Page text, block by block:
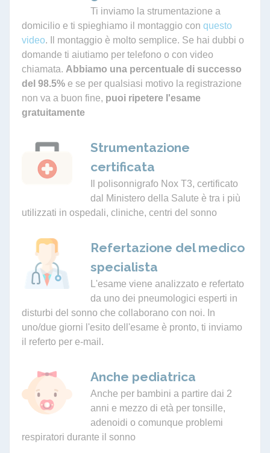
Ti inviamo la strumentazione a
domicilio e ti spieghiamo il montaggio con questo
video. Il montaggio è molto semplice. Se hai dubbi o
domande ti aiutiamo per telefono o con video
chiamata. Abbiamo una percentuale di successo
del 98.5% e se per qualsiasi motivo la registrazione
non va a buon fine, puoi ripetere l'esame
gratuitamente
Strumentazione
certificata
Il polisonnigrafo Nox T3, certificato
dal Ministero della Salute è tra i più
utilizzati in ospedali, cliniche, centri del sonno
Refertazione del medico
specialista
L'esame viene analizzato e refertato
da uno dei pneumologici esperti in
disturbi del sonno che collaborano con noi. In
uno/due giorni l'esito dell'esame è pronto, ti inviamo
il referto per e-mail.
Anche pediatrica
Anche per bambini a partire dai 2
anni e mezzo di età per tonsille,
adenoidi o comunque problemi
respiratori durante il sonno